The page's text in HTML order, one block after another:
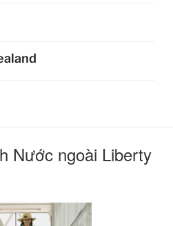
Nước ngoài Liberty